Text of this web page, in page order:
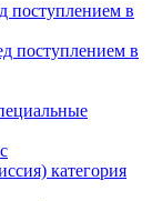
поступлением в
поступлением в
категория